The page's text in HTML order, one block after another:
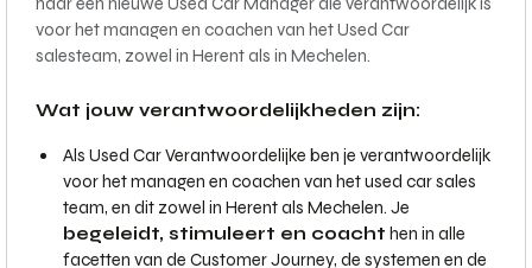
voor het managen en coachen van het Used Car
salesteam, zowel in Herent als in Mechelen.
Wat jouw verantwoordelijkheden zijn:
Als Used Car Verantwoordelijke ben je verantwoordelijk
voor het managen en coachen van het used car sales
team, en dit zowel in Herent als Mechelen. Je
begeleidt, stimuleert en coacht hen in alle
facetten van de Customer Journey, de systemen en de